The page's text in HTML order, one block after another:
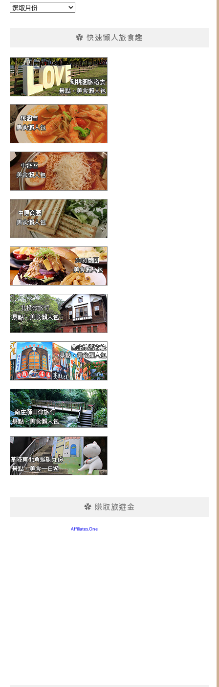
彙
✿ 快速懶人旅食趣
✿ 賺取旅遊金